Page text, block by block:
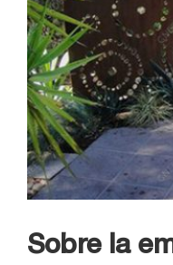
Sobre la